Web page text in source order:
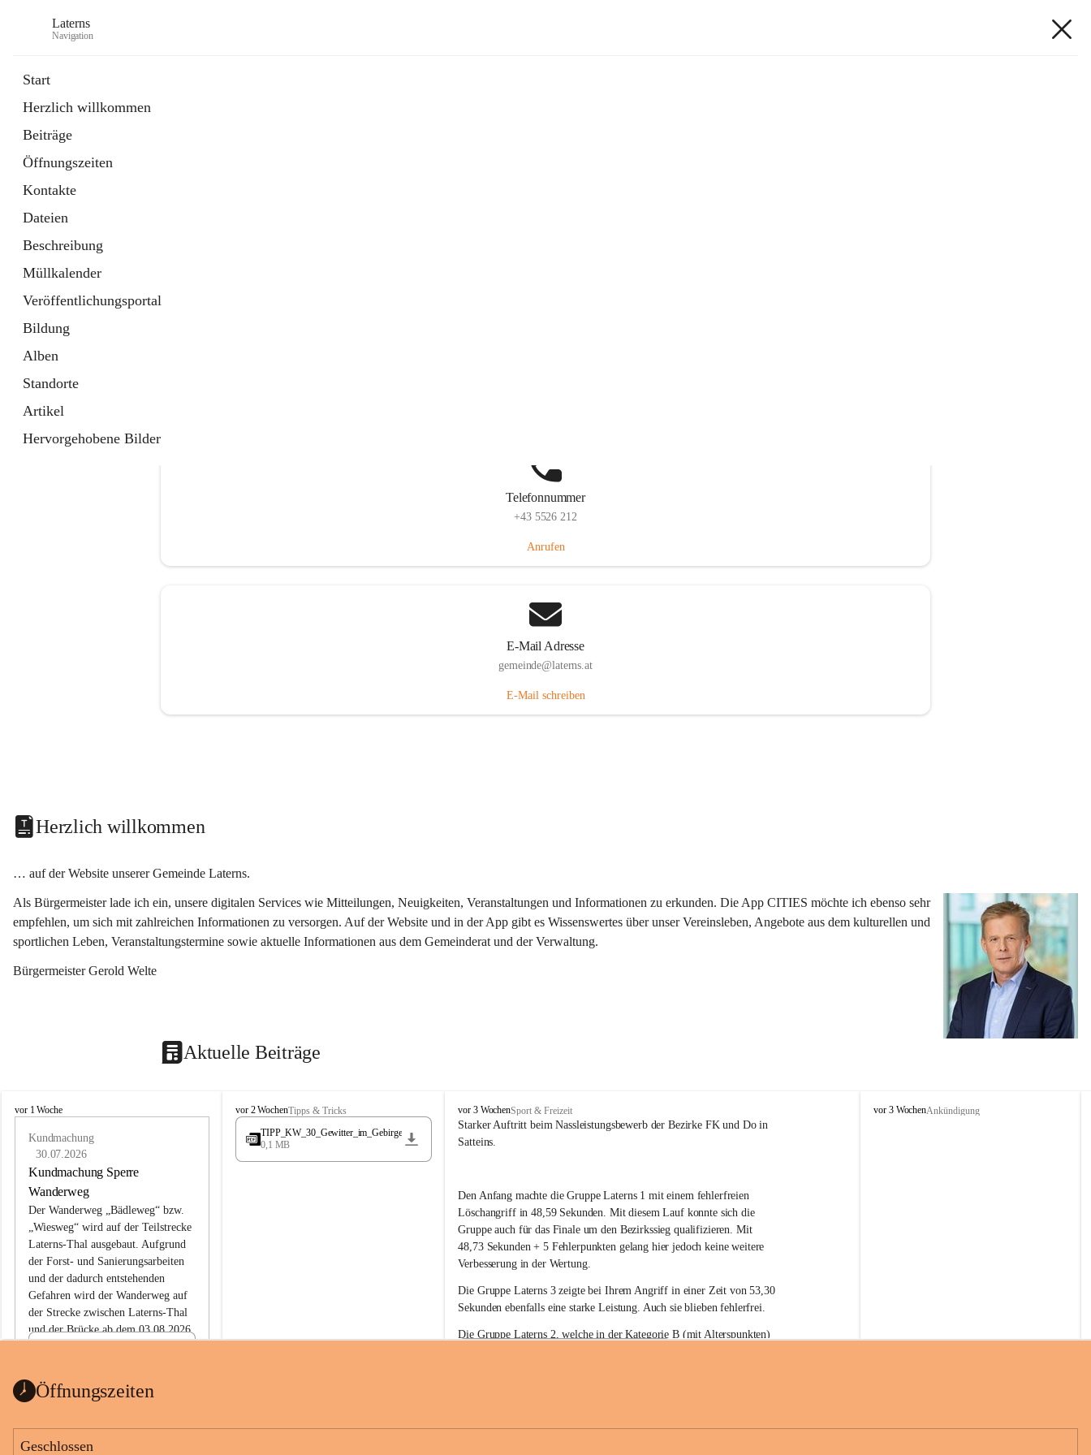
Laterns
Navigation
Start
Herzlich willkommen
Beiträge
Öffnungszeiten
Kontakte
Dateien
Beschreibung
Müllkalender
Veröffentlichungsportal
Bildung
Alben
Standorte
Artikel
Hervorgehobene Bilder
Telefonnummer
+43 5526 212
Anrufen
E-Mail Adresse
gemeinde@laterns.at
E-Mail schreiben
Herzlich willkommen
… auf der Website unserer Gemeinde Laterns.
Als Bürgermeister lade ich ein, unsere digitalen Services wie Mitteilungen, Neuigkeiten, Veranstaltungen und Informationen zu erkunden. Die App CITIES möchte ich ebenso sehr
empfehlen, um sich mit zahlreichen Informationen zu versorgen. Auf der Website und in der App gibt es Wissenswertes über unser Vereinsleben, Angebote aus dem kulturellen und
sportlichen Leben, Veranstaltungstermine sowie aktuelle Informationen aus dem Gemeinderat und der Verwaltung.
Bürgermeister Gerold Welte
Aktuelle Beiträge
L
vor 1 Woche
Kundmachung
30.07.2026
Kundmachung Sperre
Wanderweg
Der Wanderweg „Bädleweg“ bzw.
„Wiesweg“ wird auf der Teilstrecke
Laterns-Thal ausgebaut. Aufgrund
der Forst- und Sanierungsarbeiten
und der dadurch entstehenden
Gefahren wird der Wanderweg auf
der Strecke zwischen Laterns-Thal
und der Brücke ab dem 03.08.2026
ht
1 Seite•0,1 MB
L
a
e
vor 2 WochenTipps & Tricks
TIPP_KW_30_Gewitter_im_Gebirge
0,1 MB
F
r
e
l
l
i
g
e
F
e
u
e
r
w
t
vor 3 WochenSport & Freizeit
Starker Auftritt beim Nassleistungsbewerb der Bezirke FK und Do in
Satteins.
Den Anfang machte die Gruppe Laterns 1 mit einem fehlerfreien
Löschangriff in 48,59 Sekunden. Mit diesem Lauf konnte sich die
Gruppe auch für das Finale um den Bezirkssieg qualifizieren. Mit
48,73 Sekunden + 5 Fehlerpunkten gelang hier jedoch keine weitere
Verbesserung in der Wertung.
Die Gruppe Laterns 3 zeigte bei Ihrem Angriff in einer Zeit von 53,30
Sekunden ebenfalls eine starke Leistung. Auch sie blieben fehlerfrei.
Die Gruppe Laterns 2, welche in der Kategorie B (mit Alterspunkten)
L
vor 3 WochenAnkündigung
Öffnungszeiten
Geschlossen